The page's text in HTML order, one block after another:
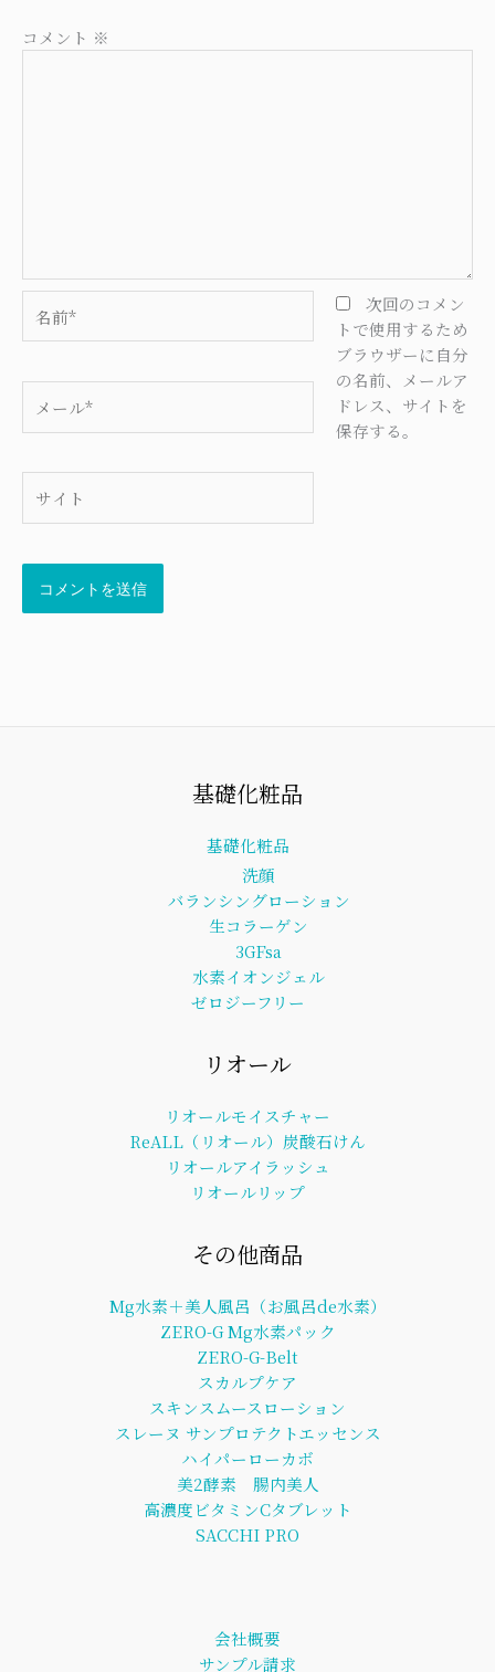
コメント ※
前
ー
*
次回のコメン
トで使用するため
ブラウザーに自分
の名前、メールア
ドレス、サイトを
保存する。
基礎化粧品
基礎化粧品
洗顔
バランシングローション
生コラーゲン
3GFsa
水素イオンジェル
ゼロジーフリー
リオール
リオールモイスチャー
ReALL（リオール）炭酸石けん
リオールアイラッシュ
リオールリップ
その他商品
Mg水素＋美人風呂（お風呂de水素）
ZERO-G Mg水素パック
ZERO-G-Belt
スカルプケア
スキンスムースローション
スレーヌ サンプロテクトエッセンス
ハイパーローカボ
美2酵素 腸内美人
高濃度ビタミンCタブレット
SACCHI PRO
会社概要
サンプル請求